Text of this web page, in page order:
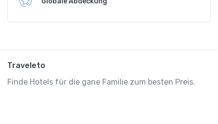
Traveleto
Finde Hotels für die gane Familie zum besten Preis.